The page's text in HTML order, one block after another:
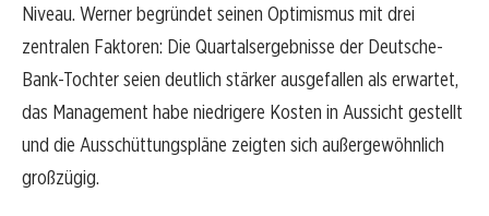
Niveau. Werner begründet seinen Optimismus mit drei
zentralen Faktoren: Die Quartalsergebnisse der Deutsche-
Bank-Tochter seien deutlich stärker ausgefallen als erwartet,
das Management habe niedrigere Kosten in Aussicht gestellt
und die Ausschüttungspläne zeigten sich außergewöhnlich
großzügig.